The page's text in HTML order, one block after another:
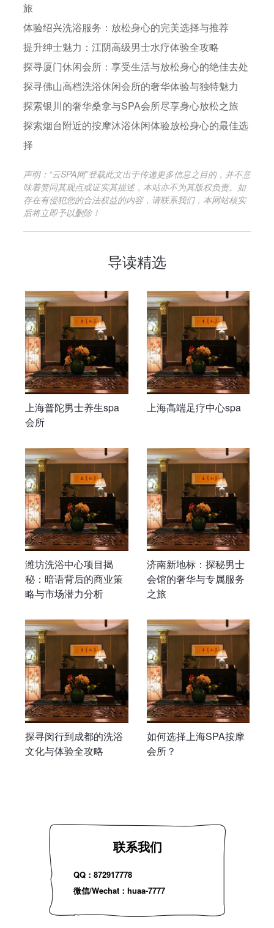
旅
体验绍兴洗浴服务：放松身心的完美选择与推荐
提升绅士魅力：江阴高级男士水疗体验全攻略
探寻厦门休闲会所：享受生活与放松身心的绝佳去处
探寻佛山高档洗浴休闲会所的奢华体验与独特魅力
探索银川的奢华桑拿与SPA会所尽享身心放松之旅
探索烟台附近的按摩沐浴休闲体验放松身心的最佳选
择
声明：“云SPA网”登载此文出于传递更多信息之目的，并不意
味着赞同其观点或证实其描述，本站亦不为其版权负责。如
存在有侵犯您的合法权益的内容，请联系我们，本网站核实
后将立即予以删除！
导读精选
上海普陀男士养生spa
会所
上海高端足疗中心spa
潍坊洗浴中心项目揭
秘：暗语背后的商业策
略与市场潜力分析
济南新地标：探秘男士
会馆的奢华与专属服务
之旅
探寻闵行到成都的洗浴
文化与体验全攻略
如何选择上海SPA按摩
会所？
联系我们
QQ：872917778
微信/Wechat：huaa-7777